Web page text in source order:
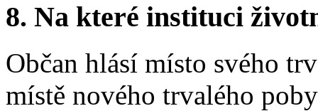
8. Na které instituci
Občan hlásí místo svého
místě nového trvalého